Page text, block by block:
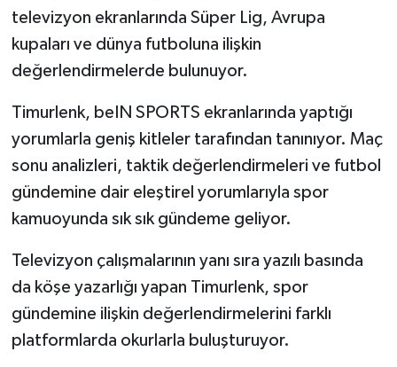
televizyon ekranlarında Süper Lig, Avrupa
kupaları ve dünya futboluna ilişkin
değerlendirmelerde bulunuyor.
Timurlenk, beIN SPORTS ekranlarında yaptığı
yorumlarla geniş kitleler tarafından tanınıyor. Maç
sonu analizleri, taktik değerlendirmeleri ve futbol
gündemine dair eleştirel yorumlarıyla spor
kamuoyunda sık sık gündeme geliyor.
Televizyon çalışmalarının yanı sıra yazılı basında
da köşe yazarlığı yapan Timurlenk, spor
gündemine ilişkin değerlendirmelerini farklı
platformlarda okurlarla buluşturuyor.